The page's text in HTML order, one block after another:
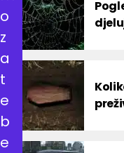
o
z
a
t
e
b
e